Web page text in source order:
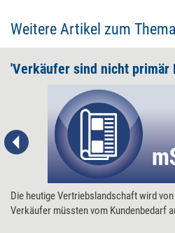
Weitere Artikel zum
'Verkäufer sind nicht primär
Die heutige Vertriebslandschaft wird
Verkäufer müssten vom Kundenbedarf